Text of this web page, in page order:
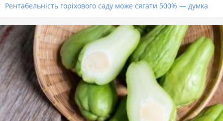
Рентабельність горіхового саду може сягати 500% — думка